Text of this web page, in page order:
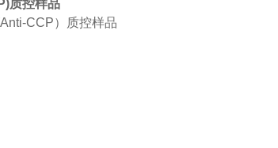
CCP）质控样品